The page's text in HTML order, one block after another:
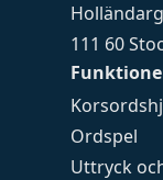
Ordspel
Uttryck
111 60